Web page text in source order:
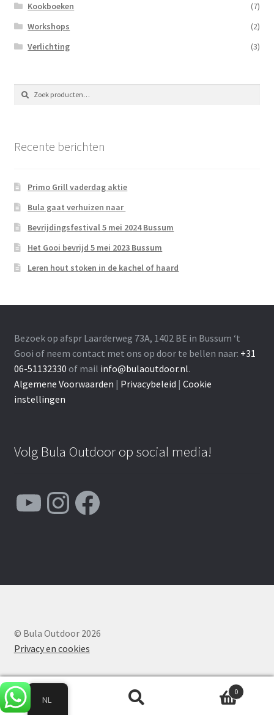
Kookboeken
(7)
Workshops
(2)
Verlichting
(3)
Zoeken
naar:
Zoeken
Recente berichten
Primo Grill vaderdag aktie
Bula gaat verhuizen naar
Bevrijdingsfestival 5 mei 2024 Bussum
Het Gooi bevrijd 5 mei 2023 Bussum
Leren hout stoken in de kachel of haard
Bezoek op afspr Laarderweg 73A, 1402 BE in Bussum ‘t
Gooi of neem contact met ons op door te bellen naar: +31
06-51132330 of mail info@bulaoutdoor.nl.
Algemene Voorwaarden | Privacybeleid | Cookie
instellingen
Volg Bula Outdoor op social media!
YouTube Instagram Facebook
© Bula Outdoor 2026
Privacy en cookies
Zoeken
Zoeken
0
NL